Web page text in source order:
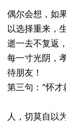
偶尔会想，如
以选择重来，
逝一去不复返
每一寸光阴，
待朋友！
第三句：“怀
人，切莫自以